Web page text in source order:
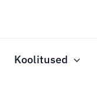
Koolitused